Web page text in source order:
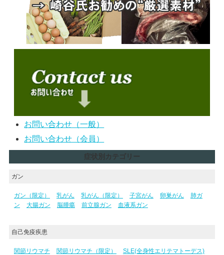
お問い合わせ（一般）
お問い合わせ（会員）
症状別カテゴリー
ガン
ガン（限定） 乳がん 乳がん（限定） 子宮がん 卵巣がん
肺ガ
ン
大腸ガン 脳腫瘍 前立腺ガン 血液系ガン
自己免疫疾患
関節リウマチ 関節リウマチ（限定）
SLE(全身性エリテマトーデス)